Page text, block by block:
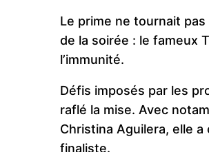
Le prime ne tournait pas
de la soirée : le fameux
l’immunité.
Défis imposés par les
raflé la mise. Avec
Christina Aguilera, elle
finaliste.